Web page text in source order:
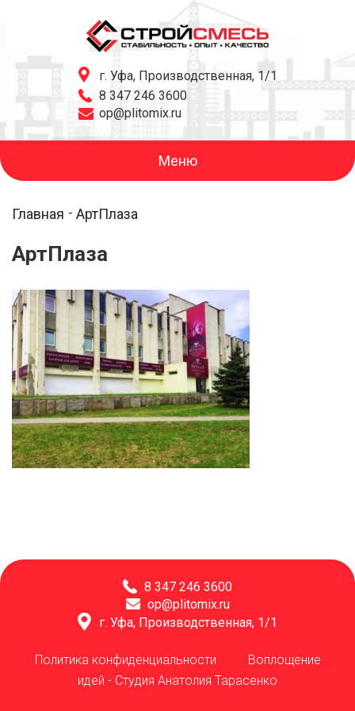
г. Уфа, Производственная, 1/1
8 347 246 3600
op@plitomix.ru
Меню
Главная АртПлаза
АртПлаза
8 347 246 3600
op@plitomix.ru
г. Уфа, Производственная, 1/1
Политика конфиденциальности Воплощение
идей - Студия Анатолия Тарасенко